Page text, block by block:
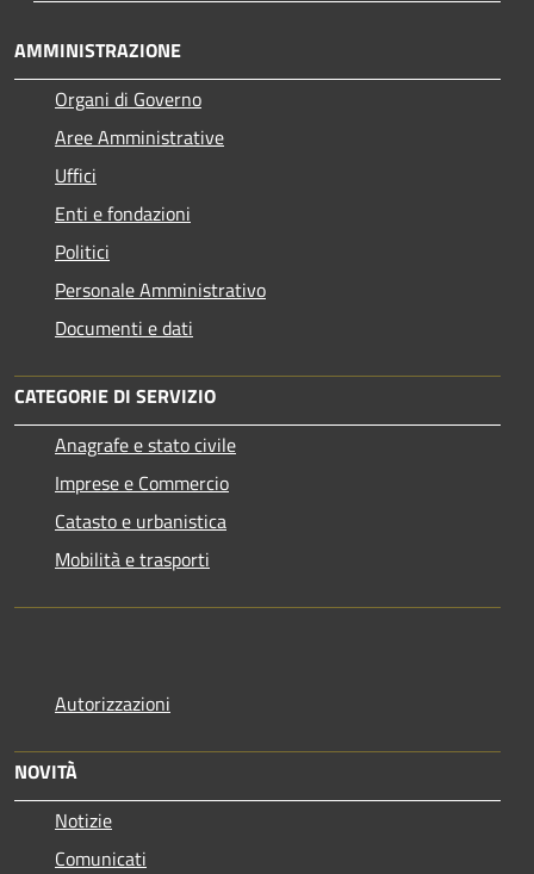
AMMINISTRAZIONE
Organi di Governo
Aree Amministrative
Uffici
Enti e fondazioni
Politici
Personale Amministrativo
Documenti e dati
CATEGORIE DI SERVIZIO
Anagrafe e stato civile
Imprese e Commercio
Catasto e urbanistica
Mobilità e trasporti
Autorizzazioni
NOVITÀ
Notizie
Comunicati